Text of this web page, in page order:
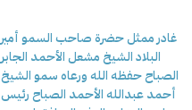
غادر ممثل حضرة صاحب السمو أمير
البلاد الشيخ مشعل الأحمد الجابر
الصباح حفظه الله ورعاه سمو الشيخ
أحمد عبدالله الأحمد الصباح رئيس